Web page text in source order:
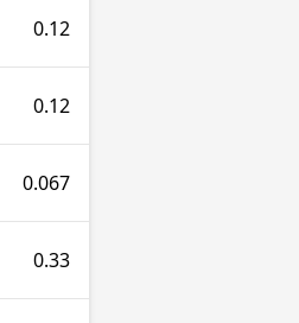
0.12
0.12
0.067
0.33